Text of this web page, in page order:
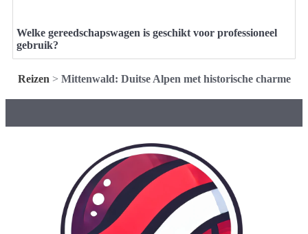
Welke gereedschapswagen is geschikt voor professioneel
gebruik?
Reizen > Mittenwald: Duitse Alpen met historische charme